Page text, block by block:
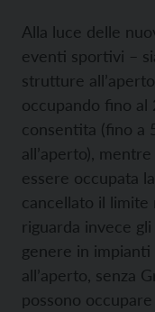
Alla luce delle
eventi sportivi –
strutture
occupando fino al
consentita (fino a
all’aperto),
essere occupata
cancellato il limite
riguarda invece
genere in
all’aperto, senza
possono